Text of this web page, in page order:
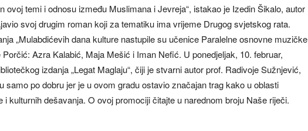
ovoj temi i odnosu između Muslimana i Jevreja“, istakao je Izedin Šikalo, autor
svoj drugim roman koji za tematiku ima vrijeme Drugog svjetskog rata.
„Mulabdićevih dana kulture nastupile su učenice Paralelne osnovne muzičke
Azra Kalabić, Maja Mešić i Iman Nefić. U ponedjeljak, 10. februar,
izdanja „Legat Maglaju“, čiji je stvarni autor prof. Radivoje Sužnjević,
samo po dobru jer je u ovom gradu ostavio značajan trag kako u oblasti
i kulturnih dešavanja. O ovoj promociji čitajte u narednom broju Naše riječi.